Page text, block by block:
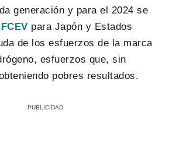
generación y para el 2024 se
para Japón y Estados
de los esfuerzos de la marca
esfuerzos que, sin
pobres resultados.